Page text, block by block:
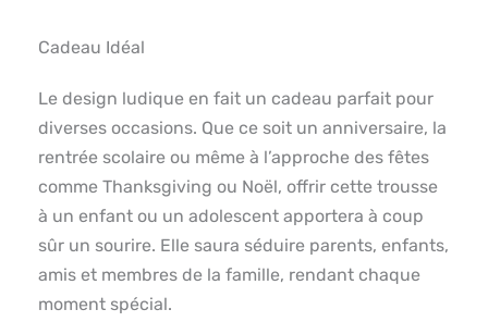
Cadeau Idéal
Le design ludique en fait un cadeau parfait pour
diverses occasions. Que ce soit un anniversaire, la
rentrée scolaire ou même à l’approche des fêtes
comme Thanksgiving ou Noël, offrir cette trousse
à un enfant ou un adolescent apportera à coup
sûr un sourire. Elle saura séduire parents, enfants,
amis et membres de la famille, rendant chaque
moment spécial.